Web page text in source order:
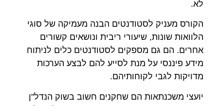
לא.
הקורס מעניק לסטודנטים הבנה מעמיקה של סוגי
הלוואות שונות, שיעורי ריבית ונושאים קשורים
אחרים. הם גם מספקים לסטודנטים כלים לניתוח
מידע פיננסי על מנת לסייע להם לבצע הערכות
מדויקות לגבי לקוחותיהם.
יועצי משכנתאות הם שחקנים חשוב בשוק הנדל"ן